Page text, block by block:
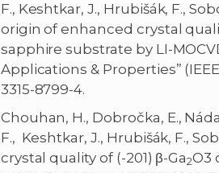
F., Keshtkar, J., Hrubišák, F.,
origin of enhanced crystal
sapphire substrate by LI-
Applications & Properties”
3315-8799-4.
Chouhan, H., Dobročka, E.,
F., Keshtkar, J., Hrubišák, F.,
crystal quality of (-201) β-Ga2O3